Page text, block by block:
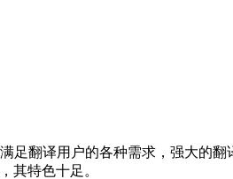
足翻译用户的各种需求，强大的
其特色十足。